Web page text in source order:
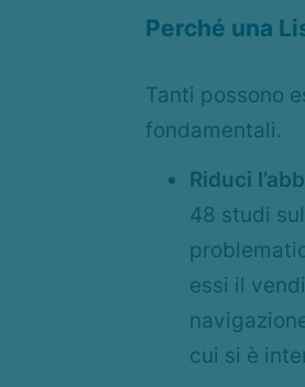
Perché una
Tanti possono
fondamentali.
Riduci
48 studi
essi il
cui si è